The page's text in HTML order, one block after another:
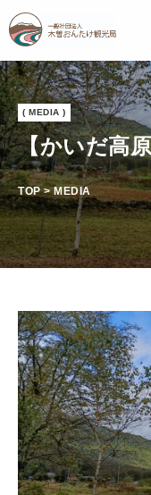
( MEDIA )
【かいだ高
TOP > MEDIA